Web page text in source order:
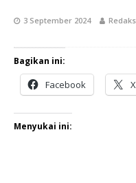
3 September 2024
Bagikan ini:
Facebook X
Menyukai ini: